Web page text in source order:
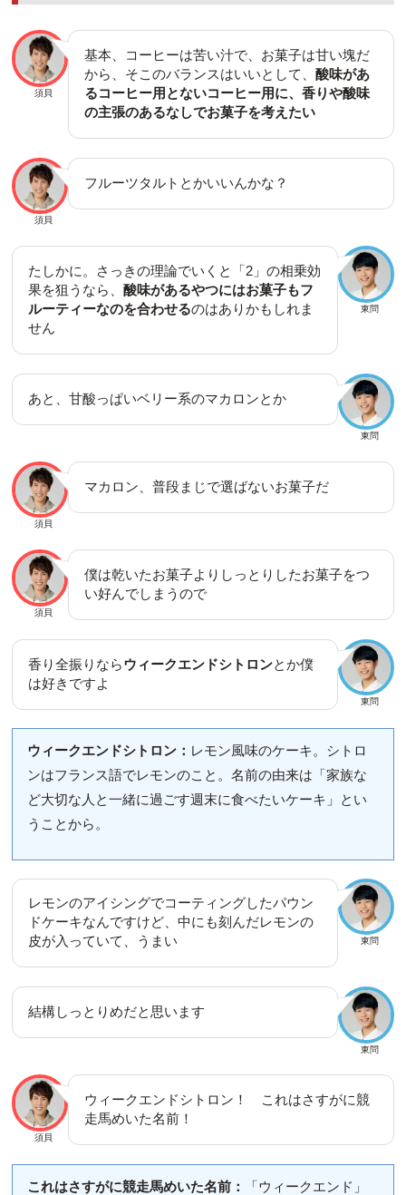
須貝
基本、コーヒーは苦い汁で、お菓子は甘い塊だ
から、そこのバランスはいいとして、酸味があ
るコーヒー用とないコーヒー用に、香りや酸味
の主張のあるなしでお菓子を考えたい
須貝
フルーツタルトとかいいんかな？
東問
たしかに。さっきの理論でいくと「2」の相乗効
果を狙うなら、 酸味があるやつにはお菓子もフ
ルーティーなのを合わせるのはありかもしれま
せん
東問
あと、甘酸っぱいベリー系のマカロンとか
須貝
マカロン、普段まじで選ばないお菓子だ
須貝
僕は乾いたお菓子よりしっとりしたお菓子をつ
い好んでしまうので
東問
香り全振りならウィークエンドシトロンとか僕
は好きですよ
ウィークエンドシトロン： レモン風味のケーキ。シトロ
ンはフランス語でレモンのこと。名前の由来は「家族な
ど大切な人と一緒に過ごす週末に食べたいケーキ」とい
うことから。
東問
レモンのアイシングでコーティングしたパウン
ドケーキなんですけど、中にも刻んだレモンの
皮が入っていて、うまい
東問
結構しっとりめだと思います
須貝
ウィークエンドシトロン！ これはさすがに競
走馬めいた名前！
これはさすがに競走馬めいた名前：
「ウィークエンド」